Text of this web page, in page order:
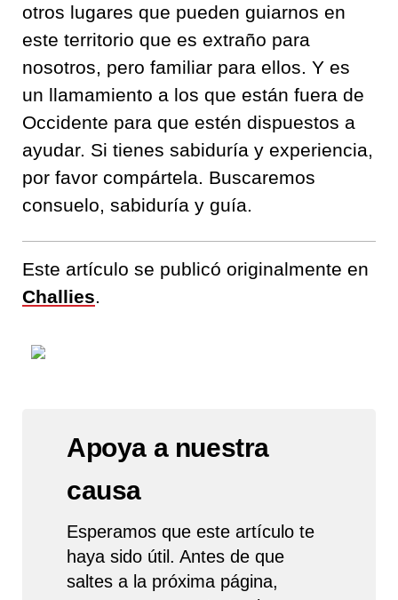
otros lugares que pueden guiarnos en
este territorio que es extraño para
nosotros, pero familiar para ellos. Y es
un llamamiento a los que están fuera de
Occidente para que estén dispuestos a
ayudar. Si tienes sabiduría y experiencia,
por favor compártela. Buscaremos
consuelo, sabiduría y guía.
Este artículo se publicó originalmente en
Challies.
Apoya a nuestra
causa
Esperamos que este artículo te
haya sido útil. Antes de que
saltes a la próxima página,